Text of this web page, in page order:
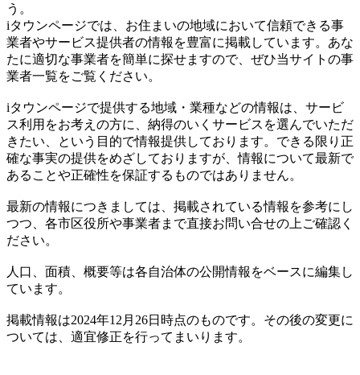
う。
iタウンページでは、お住まいの地域において信頼できる事
業者やサービス提供者の情報を豊富に掲載しています。あな
たに適切な事業者を簡単に探せますので、ぜひ当サイトの事
業者一覧をご覧ください。
iタウンページで提供する地域・業種などの情報は、サービ
ス利用をお考えの方に、納得のいくサービスを選んでいただ
きたい、という目的で情報提供しております。できる限り正
確な事実の提供をめざしておりますが、情報について最新で
あることや正確性を保証するものではありません。
最新の情報につきましては、掲載されている情報を参考にし
つつ、各市区役所や事業者まで直接お問い合せの上ご確認く
ださい。
人口、面積、概要等は各自治体の公開情報をベースに編集し
ています。
掲載情報は2024年12月26日時点のものです。その後の変更に
ついては、適宜修正を行ってまいります。